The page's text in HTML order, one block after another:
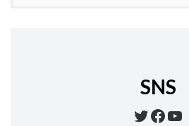
SNS
Twitter